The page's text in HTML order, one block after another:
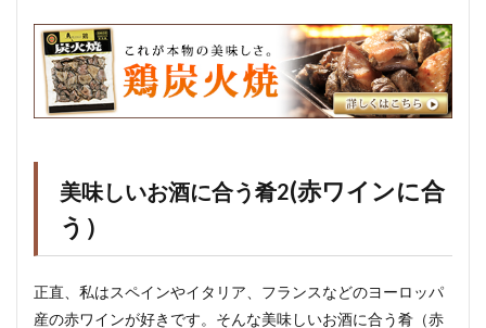
美味しいお酒に合う肴2(赤ワインに合
う）
正直、私はスペインやイタリア、フランスなどのヨーロッパ
産の赤ワインが好きです。そんな美味しいお酒に合う肴（赤